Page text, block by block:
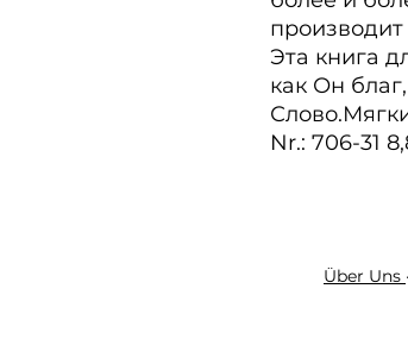
Эта книга
как Он
Nr.: 706-31
Über Uns ·